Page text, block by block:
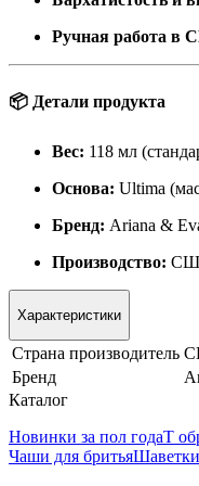
Ручная работа в
📦 Детали продукта
Вес: 118 мл
Основа: Ultima
Бренд: Ariana &
Производство:
Характеристики
Страна производитель
Бренд
Каталог
Новинки за пол годаТ
Чаши для бритьяШаветки